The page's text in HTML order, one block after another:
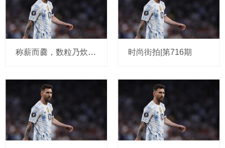
称薪而爨，数粒乃炊：藏在古训里的理性 时尚街拍|第716期